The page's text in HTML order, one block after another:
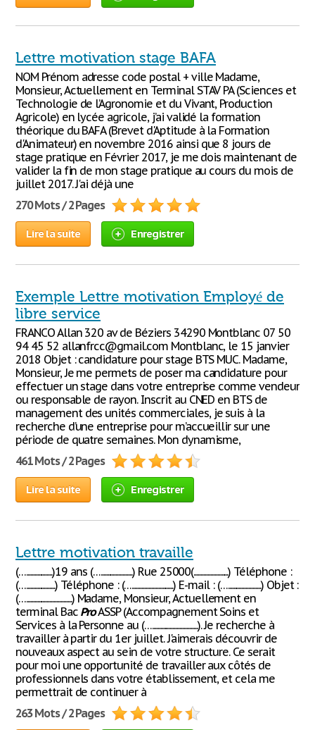
Lettre motivation stage BAFA
NOM Prénom adresse code postal + ville Madame,
Monsieur, Actuellement en Terminal STAV PA (Sciences et
Technologie de l’Agronomie et du Vivant, Production
Agricole) en lycée agricole, j’ai validé la formation
théorique du BAFA (Brevet d'Aptitude à la Formation
d'Animateur) en novembre 2016 ainsi que 8 jours de
stage pratique en Février 2017, je me dois maintenant de
valider la fin de mon stage pratique au cours du mois de
juillet 2017. J'ai déjà une
270 Mots / 2 Pages
Lire la suite Enregistrer
Exemple Lettre motivation Employé de
libre service
FRANCO Allan 320 av de Béziers 34290 Montblanc 07 50
94 45 52 allanfrcc@gmail.com Montblanc, le 15 janvier
2018 Objet : candidature pour stage BTS MUC. Madame,
Monsieur, Je me permets de poser ma candidature pour
effectuer un stage dans votre entreprise comme vendeur
ou responsable de rayon. Inscrit au CNED en BTS de
management des unités commerciales, je suis à la
recherche d’une entreprise pour m’accueillir sur une
période de quatre semaines. Mon dynamisme,
461 Mots / 2 Pages
Lire la suite Enregistrer
Lettre motivation travaille
(…...................)19 ans (….......................) Rue 25000(.........................) Téléphone :
(….....................) Téléphone : (…..............................) E-mail : (…........................) Objet :
(….................................) Madame, Monsieur, Actuellement en
terminal Bac ProASSP (Accompagnement Soins et
Services à la Personne au (….................................). Je recherche à
travailler à partir du 1er juillet. J'aimerais découvrir de
nouveaux aspect au sein de votre structure. Ce serait
pour moi une opportunité de travailler aux côtés de
professionnels dans votre établissement, et cela me
permettrait de continuer à
263 Mots / 2 Pages